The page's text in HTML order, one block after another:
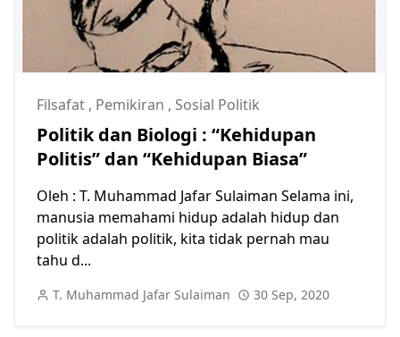
Filsafat , Pemikiran , Sosial Politik
Politik dan Biologi : “Kehidupan
Politis” dan “Kehidupan Biasa”
Oleh : T. Muhammad Jafar Sulaiman Selama ini,
manusia memahami hidup adalah hidup dan
politik adalah politik, kita tidak pernah mau
tahu d...
T. Muhammad Jafar Sulaiman 30 Sep, 2020